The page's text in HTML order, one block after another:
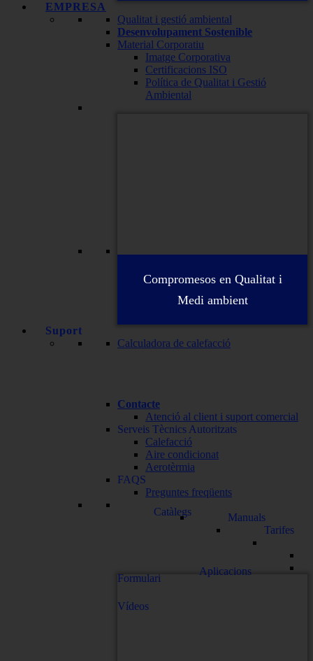
EMPRESA
Qualitat i gestió ambiental
Desenvolupament Sostenible
Material Corporatiu
Imatge Corporativa
Certificacions ISO
Política de Qualitat i Gestió
Ambiental
Compromesos en Qualitat i
Medi ambient
Suport
Calculadora de calefacció
Contacte
Atenció al client i suport comercial
Serveis Tècnics Autoritzats
Calefacció
Aire condicionat
Aerotèrmia
FAQS
Preguntes freqüents
Catàlegs
Manuals
Tarifes
Formulari
Aplicacions
Vídeos